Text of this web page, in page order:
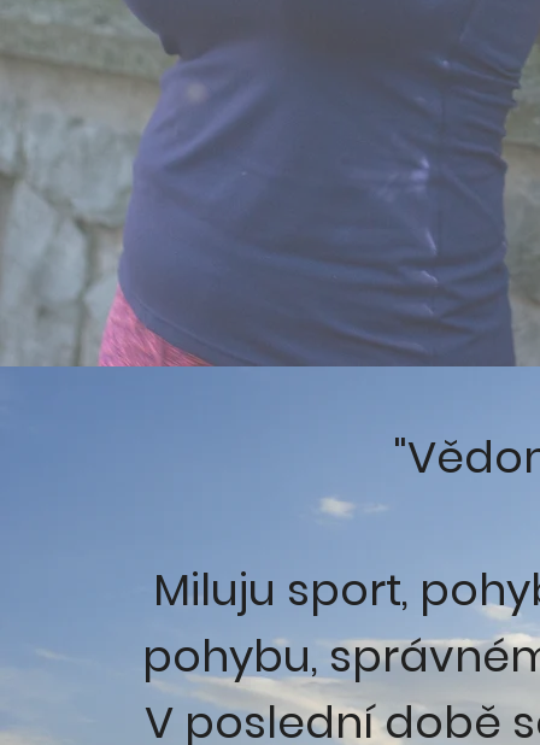
Miluju sport,
pohybu,
V poslední době